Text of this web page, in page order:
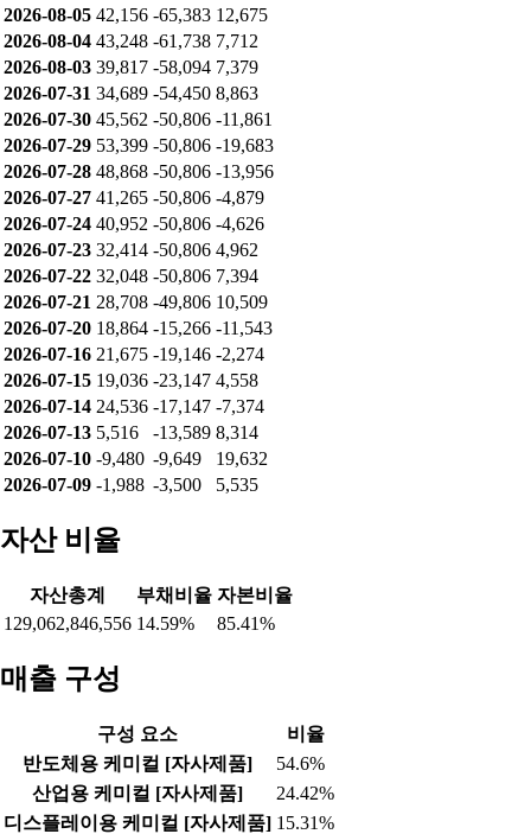
2026-08-05 42,156 -65,383 12,675
2026-08-04 43,248 -61,738 7,712
2026-08-03 39,817 -58,094 7,379
2026-07-31 34,689 -54,450 8,863
2026-07-30 45,562 -50,806 -11,861
2026-07-29 53,399 -50,806 -19,683
2026-07-28 48,868 -50,806 -13,956
2026-07-27 41,265 -50,806 -4,879
2026-07-24 40,952 -50,806 -4,626
2026-07-23 32,414 -50,806 4,962
2026-07-22 32,048 -50,806 7,394
2026-07-21 28,708 -49,806 10,509
2026-07-20 18,864 -15,266 -11,543
2026-07-16 21,675 -19,146 -2,274
2026-07-15 19,036 -23,147 4,558
2026-07-14 24,536 -17,147 -7,374
2026-07-13 5,516 -13,589 8,314
2026-07-10 -9,480 -9,649
19,632
2026-07-09 -1,988 -3,500 5,535
자산 비율
자산총계 부채비율 자본비율
129,062,846,556 14.59% 85.41%
매출 구성
구성 요소
비율
반도체용 케미컬 [자사제품]
54.6%
산업용 케미컬 [자사제품]
24.42%
디스플레이용 케미컬 [자사제품] 15.31%